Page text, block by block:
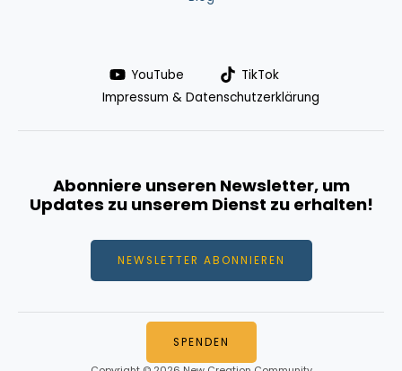
YouTube
TikTok
Impressum & Datenschutzerklärung
Abonniere unseren Newsletter, um
Updates zu unserem Dienst zu erhalten!
NEWSLETTER ABONNIEREN
SPENDEN